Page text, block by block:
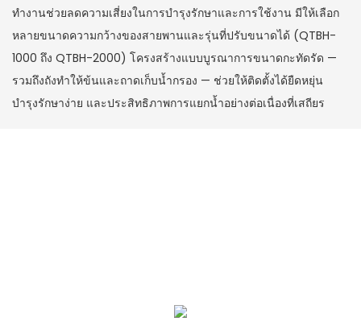
ทำงานช่วยลดความเสี่ยงในการบำรุงรักษาและการใช้งาน มีให้เลือก
หลายขนาดความกว้างของสายพานและรุ่นที่ปรับขนาดได้ (QTBH-
1000 ถึง QTBH-2000) โครงสร้างแบบบูรณาการขนาดกะทัดรัด —
รวมถึงถังทำให้ข้นและถาดเก็บน้ำกรอง — ช่วยให้ติดตั้งได้ยืดหยุ่น
บำรุงรักษาง่าย และประสิทธิภาพการแยกน้ำอย่างต่อเนื่องที่เสถียร